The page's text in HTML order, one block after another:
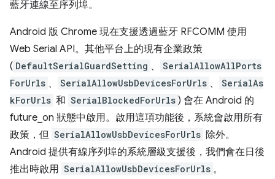
藍牙連線至序列埠。
Android 版 Chrome 現在支援透過藍牙 RFCOMM 使用
Web Serial API。其他平台上的現有企業政策
( DefaultSerialGuardSetting 、
SerialAllowAllPorts
ForUrls 、 SerialAllowUsbDevicesForUrls 、
SerialAs
kForUrls 和 SerialBlockedForUrls ) 會在 Android 的
future_on 狀態中啟用。啟用這項功能後，系統會啟用所有
政策，但 SerialAllowUsbDevicesForUrls 除外。
Android 提供有線序列埠的系統層級支援後，我們會在日後
推出時啟用 SerialAllowUsbDevicesForUrls 。